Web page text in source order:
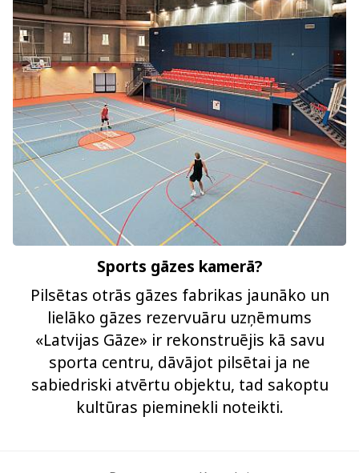
Sports gāzes kamerā?
Pilsētas otrās gāzes fabrikas jaunāko un
lielāko gāzes rezervuāru uzņēmums
«Latvijas Gāze» ir rekonstruējis kā savu
sporta centru, dāvājot pilsētai ja ne
sabiedriski atvērtu objektu, tad sakoptu
kultūras pieminekli noteikti.